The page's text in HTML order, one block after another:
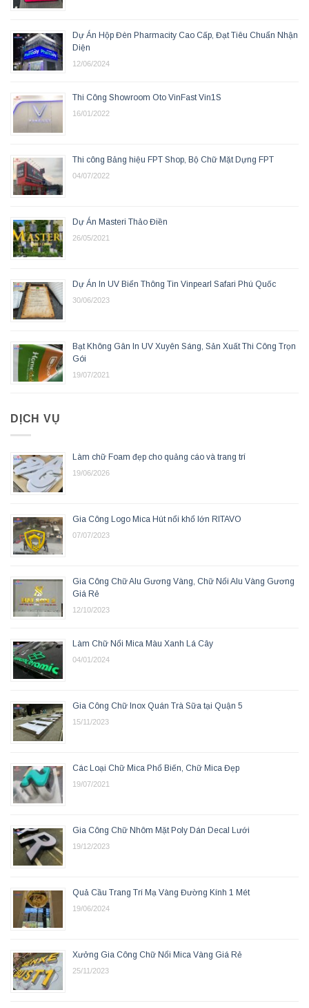
Dự Án Hộp Đèn Pharmacity Cao Cấp, Đạt Tiêu Chuẩn Nhận
Diện
12/06/2024
Thi Công Showroom Oto VinFast Vin1S
16/01/2022
Thi công Bảng hiệu FPT Shop, Bộ Chữ Mặt Dựng FPT
04/07/2022
Dự Án Masteri Thảo Điền
26/05/2021
Dự Án In UV Biển Thông Tin Vinpearl Safari Phú Quốc
30/06/2023
Bạt Không Gân In UV Xuyên Sáng, Sản Xuất Thi Công Trọn
Gói
19/07/2021
DỊCH VỤ
Làm chữ Foam đẹp cho quảng cáo và trang trí
19/06/2026
Gia Công Logo Mica Hút nổi khổ lớn RITAVO
07/07/2023
Gia Công Chữ Alu Gương Vàng, Chữ Nổi Alu Vàng Gương
Giá Rẻ
12/10/2023
Làm Chữ Nổi Mica Màu Xanh Lá Cây
04/01/2024
Gia Công Chữ Inox Quán Trà Sữa tại Quận 5
15/11/2023
Các Loại Chữ Mica Phổ Biến, Chữ Mica Đẹp
19/07/2021
Gia Công Chữ Nhôm Mặt Poly Dán Decal Lưới
19/12/2023
Quả Cầu Trang Trí Mạ Vàng Đường Kính 1 Mét
19/06/2024
Xưởng Gia Công Chữ Nổi Mica Vàng Giá Rẻ
25/11/2023